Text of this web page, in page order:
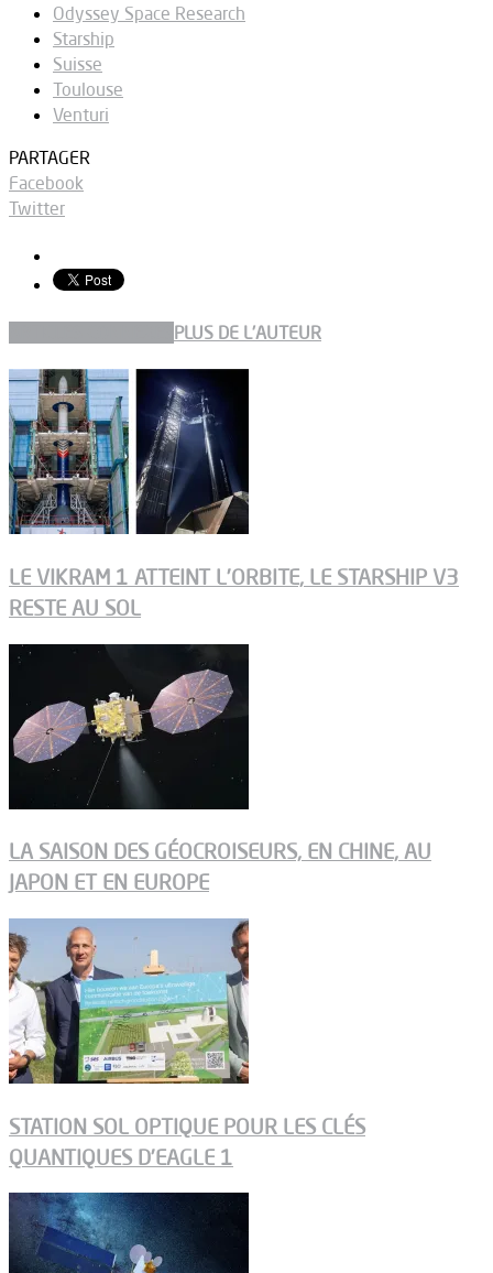
Odyssey Space Research
Starship
Suisse
Toulouse
Venturi
PARTAGER
Facebook
Twitter
PLUS DE L'AUTEUR
LE VIKRAM 1 ATTEINT L’ORBITE, LE STARSHIP V3
RESTE AU SOL
LA SAISON DES GÉOCROISEURS, EN CHINE, AU
JAPON ET EN EUROPE
STATION SOL OPTIQUE POUR LES CLÉS
QUANTIQUES D’EAGLE 1